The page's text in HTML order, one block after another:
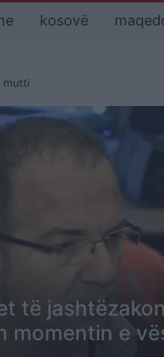
kosovë
mutti
të
momentin e